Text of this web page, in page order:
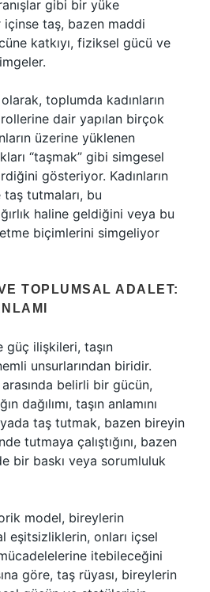
gibi bir yüke
taş, bazen maddi
katkıyı, fiziksel gücü ve
toplumda kadınların
dair yapılan birçok
üzerine yüklenen
“taşmak” gibi simgesel
gösteriyor. Kadınların
taş tutmaları, bu
haline geldiğini veya bu
biçimlerini simgeliyor
TOPLUMSAL ADALET:
güç ilişkileri, taşın
unsurlarından biridir.
belirli bir gücün,
dağılımı, taşın anlamını
taş tutmak, bazen bireyin
tutmaya çalıştığını, bazen
bir baskı veya sorumluluk
model, bireylerin
eşitsizliklerin, onları içsel
itebileceğini
göre, taş rüyası, bireylerin